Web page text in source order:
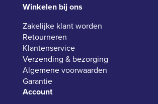
Winkelen bij ons
Zakelijke klant worden
Retourneren
Klantenservice
Verzending & bezorging
Algemene voorwaarden
Garantie
Account